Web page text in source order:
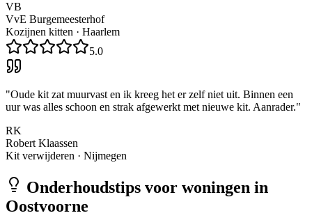
VB
VvE Burgemeesterhof
Kozijnen kitten · Haarlem
5.0
"Oude kit zat muurvast en ik kreeg het er zelf niet uit. Binnen een
uur was alles schoon en strak afgewerkt met nieuwe kit. Aanrader."
RK
Robert Klaassen
Kit verwijderen · Nijmegen
Onderhoudstips voor woningen in
Oostvoorne